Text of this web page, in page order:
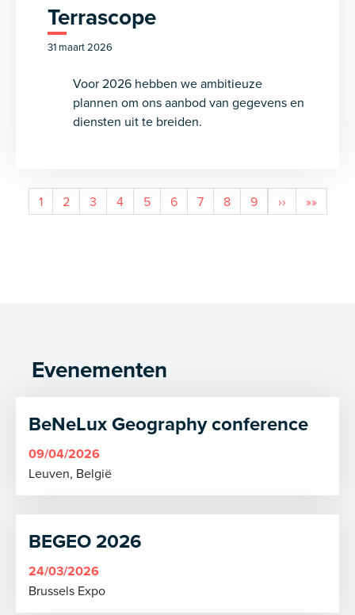
Terrascope
31 maart 2026
Voor 2026 hebben we ambitieuze
plannen om ons aanbod van gegevens en
diensten uit te breiden.
Pagination
Current
page
1 Pagina
2 Pagina
3 Pagina
4 Pagina
5 Pagina
6 Pagina
7 Pagina
8 Pagina
9
Next
page
››
Last
page
»»
Evenementen
BeNeLux Geography conference
09/04/2026
Leuven, België
BEGEO 2026
24/03/2026
Brussels Expo